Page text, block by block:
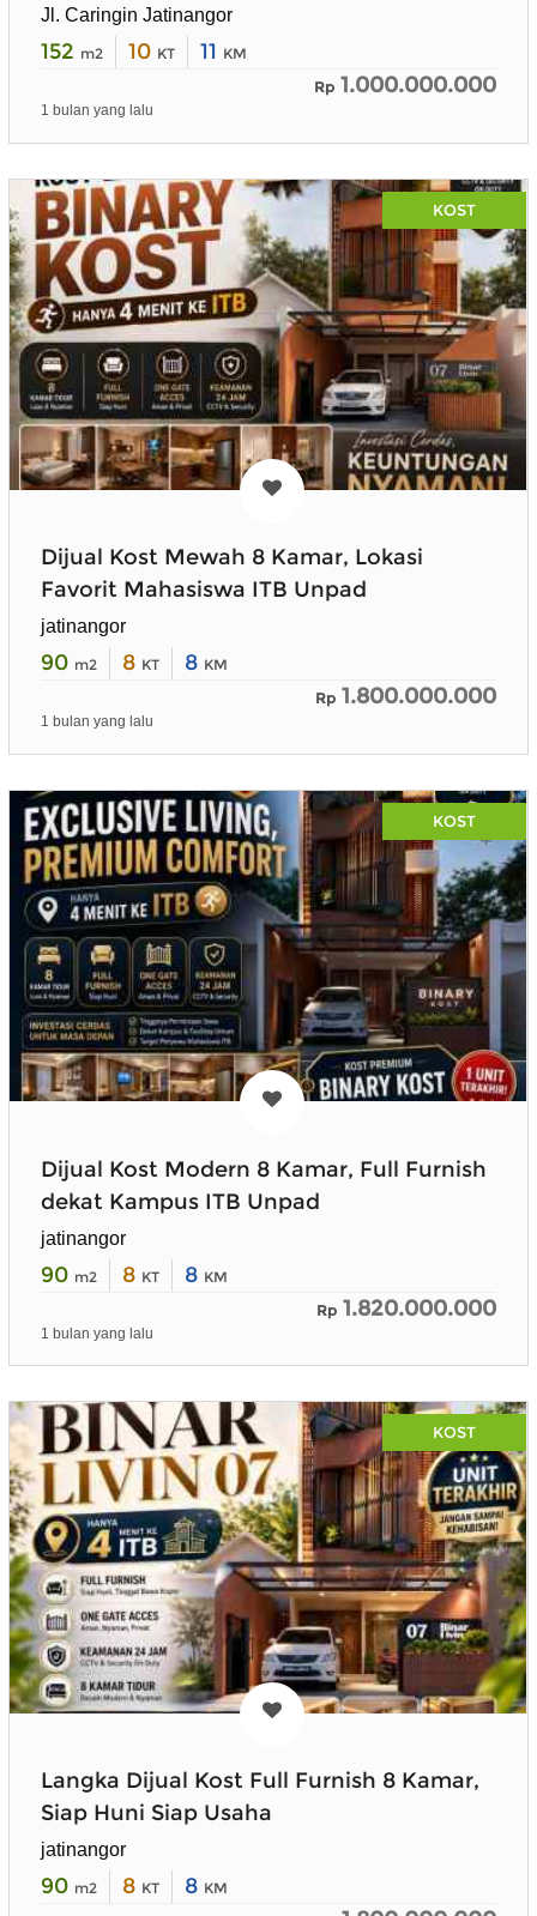
Jl. Caringin Jatinangor
152 m2 10 KT 11 KM
Rp 1.000.000.000
1 bulan yang lalu
KOST
Dijual Kost Mewah 8 Kamar, Lokasi
Favorit Mahasiswa ITB Unpad
jatinangor
90 m2 8 KT 8 KM
Rp 1.800.000.000
1 bulan yang lalu
KOST
Dijual Kost Modern 8 Kamar, Full Furnish
dekat Kampus ITB Unpad
jatinangor
90 m2 8 KT 8 KM
Rp 1.820.000.000
1 bulan yang lalu
KOST
Langka Dijual Kost Full Furnish 8 Kamar,
Siap Huni Siap Usaha
jatinangor
90 m2 8 KT 8 KM